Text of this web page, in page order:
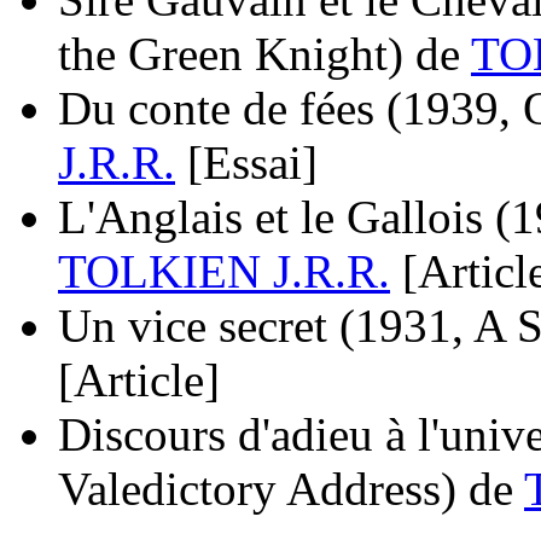
the Green Knight) de
Du conte de fées (1939,
J.R.R. [Essai]
L'Anglais et le Gallois
TOLKIEN J.R.R.
Un vice secret (1931, A
[Article]
Discours d'adieu à
Valedictory Address) de